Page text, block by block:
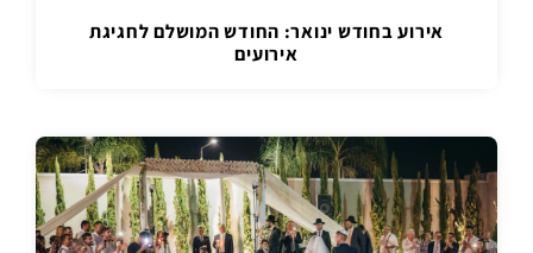
אירוע בחודש ינואר: החודש המושלם לחגיגת
אירועים